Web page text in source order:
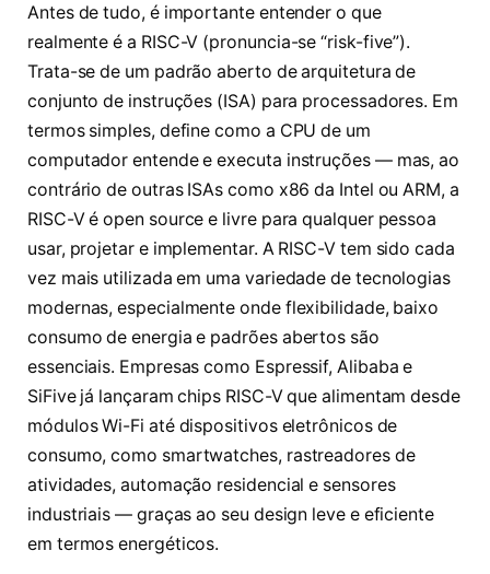
Antes de tudo, é importante entender o que
realmente é a RISC-V (pronuncia-se “risk-five”).
Trata-se de um padrão aberto de arquitetura de
conjunto de instruções (ISA) para processadores. Em
termos simples, define como a CPU de um
computador entende e executa instruções — mas, ao
contrário de outras ISAs como x86 da Intel ou ARM, a
RISC-V é open source e livre para qualquer pessoa
usar, projetar e implementar. A RISC-V tem sido cada
vez mais utilizada em uma variedade de tecnologias
modernas, especialmente onde flexibilidade, baixo
consumo de energia e padrões abertos são
essenciais. Empresas como Espressif, Alibaba e
SiFive já lançaram chips RISC-V que alimentam desde
módulos Wi-Fi até dispositivos eletrônicos de
consumo, como smartwatches, rastreadores de
atividades, automação residencial e sensores
industriais — graças ao seu design leve e eficiente
em termos energéticos.